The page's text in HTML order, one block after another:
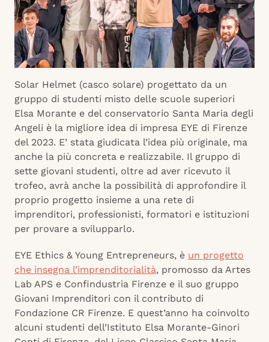
Solar Helmet (casco solare) progettato da un
gruppo di studenti misto delle scuole superiori
Elsa Morante e del conservatorio Santa Maria degli
Angeli è la migliore idea di impresa EYE di Firenze
del 2023. E’ stata giudicata l’idea più originale, ma
anche la più concreta e realizzabile. Il gruppo di
sette giovani studenti, oltre ad aver ricevuto il
trofeo, avrà anche la possibilità di approfondire il
proprio progetto insieme a una rete di
imprenditori, professionisti, formatori e istituzioni
per provare a svilupparlo.
EYE Ethics & Young Entrepreneurs, è un progetto
che insegna l’imprenditorialità, promosso da Artes
Lab APS e Confindustria Firenze e il suo gruppo
Giovani Imprenditori con il contributo di
Fondazione CR Firenze. E quest’anno ha coinvolto
alcuni studenti dell’Istituto Elsa Morante-Ginori